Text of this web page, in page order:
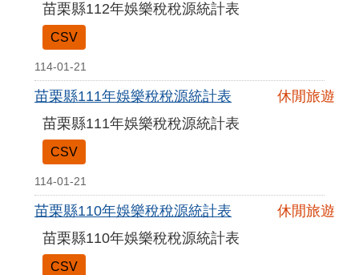
苗栗縣112年娛樂稅稅源統計表
CSV
114-01-21
苗栗縣111年娛樂稅稅源統計表
休閒旅遊
苗栗縣111年娛樂稅稅源統計表
CSV
114-01-21
苗栗縣110年娛樂稅稅源統計表
休閒旅遊
苗栗縣110年娛樂稅稅源統計表
CSV